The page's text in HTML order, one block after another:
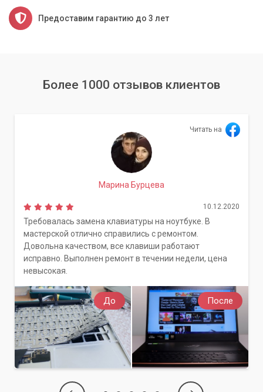
Предоставим гарантию до 3 лет
Более 1000 отзывов клиентов
До После
Читать на
Марина Бурцева
10.12.2020
Требовалась замена клавиатуры на ноутбуке. В
мастерской отлично справились с ремонтом.
Довольна качеством, все клавиши работают
исправно. Выполнен ремонт в течении недели, цена
невысокая.